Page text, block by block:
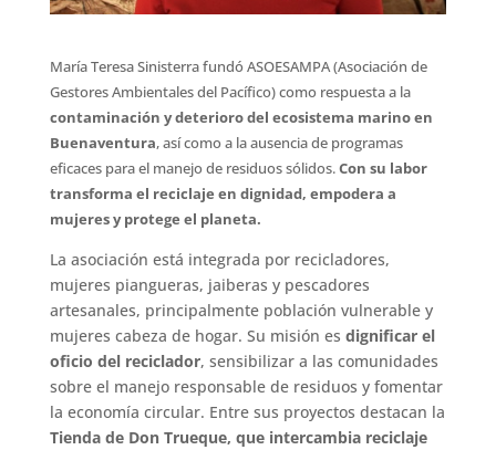
María Teresa Sinisterra fundó ASOESAMPA (Asociación de
Gestores Ambientales del Pacífico) como respuesta a la
contaminación y deterioro del ecosistema marino en
Buenaventura, así como a la ausencia de programas
eficaces para el manejo de residuos sólidos.Con su labor
transforma el reciclaje en dignidad, empodera a
mujeres y protege el planeta.
La asociación está integrada por recicladores,
mujeres piangueras, jaiberas y pescadores
artesanales, principalmente población vulnerable y
mujeres cabeza de hogar. Su misión es dignificar el
oficio del reciclador, sensibilizar a las comunidades
sobre el manejo responsable de residuos y fomentar
la economía circular. Entre sus proyectos destacan la
Tienda de Don Trueque, que intercambia reciclaje